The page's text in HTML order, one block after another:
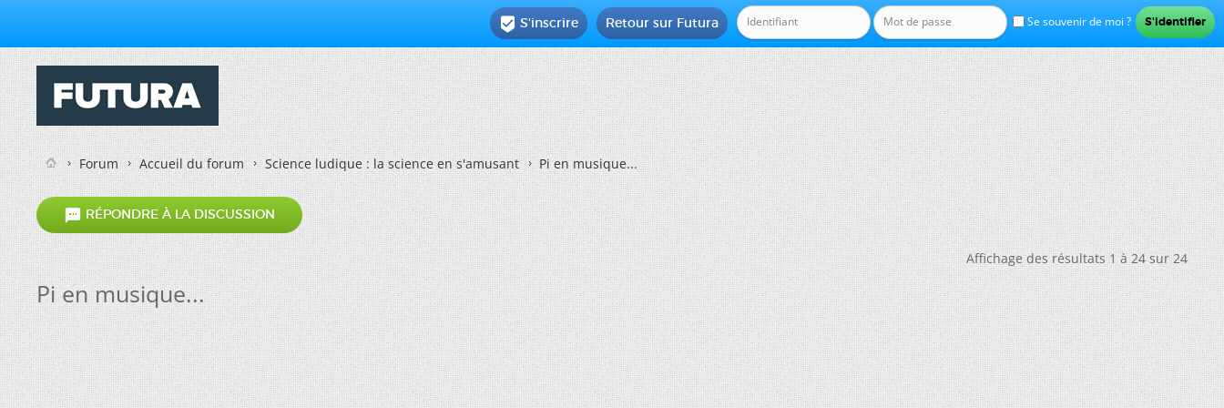
Se souvenir de moi ?
Retour sur Futura
 S'inscrire
Forum Accueil du forum Science ludique : la science en s'amusant Pi en musique...
 RÉPONDRE À LA DISCUSSION
Affichage des résultats 1 à 24 sur 24
Pi en musique...